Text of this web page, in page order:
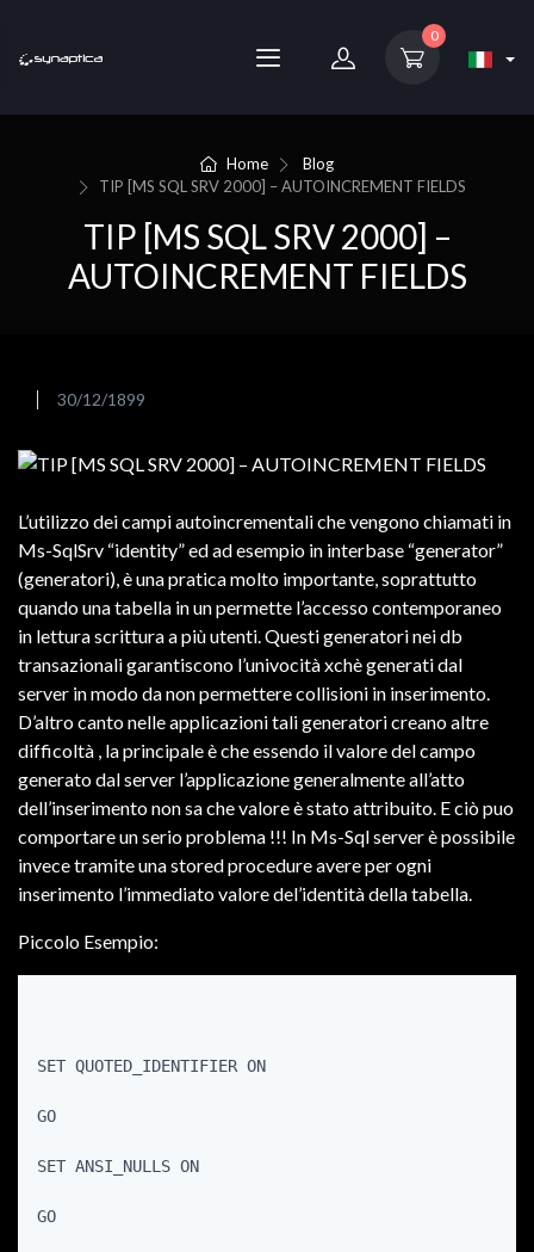
0
Home
Blog
TIP [MS SQL SRV 2000] – AUTOINCREMENT FIELDS
TIP [MS SQL SRV 2000] –
AUTOINCREMENT FIELDS
30/12/1899
L’utilizzo dei campi autoincrementali che vengono chiamati in
Ms-SqlSrv “identity” ed ad esempio in interbase “generator”
(generatori), è una pratica molto importante, soprattutto
quando una tabella in un permette l’accesso contemporaneo
in lettura scrittura a più utenti. Questi generatori nei db
transazionali garantiscono l’univocità xchè generati dal
server in modo da non permettere collisioni in inserimento.
D’altro canto nelle applicazioni tali generatori creano altre
difficoltà , la principale è che essendo il valore del campo
generato dal server l’applicazione generalmente all’atto
dell’inserimento non sa che valore è stato attribuito. E ciò puo
comportare un serio problema !!! In Ms-Sql server è possibile
invece tramite una stored procedure avere per ogni
inserimento l’immediato valore del’identità della tabella.
Piccolo Esempio:
SET QUOTED_IDENTIFIER ON
GO
SET ANSI_NULLS ON
GO